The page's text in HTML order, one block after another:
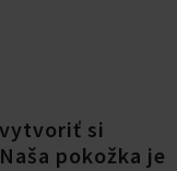
si
pokožka je